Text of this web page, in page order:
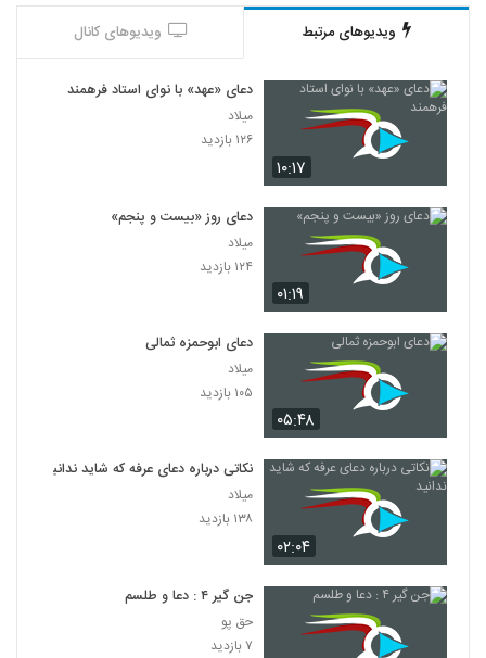
ویدیوهای مرتبط ویدیوهای کانال
۱۰:۱۷
دعای «عهد» با نوای استاد فرهمند
میلاد
۱۲۶ بازدید
۰۱:۱۹
دعای روز «بیست و پنجم»
میلاد
۱۲۴ بازدید
۰۵:۴۸
دعای ابوحمزه ثمالی
میلاد
۱۰۵ بازدید
۰۲:۰۴
نکاتی درباره دعای عرفه که شاید ندانید
میلاد
۱۳۸ بازدید
جن گیر ۴ : دعا و طلسم
حق پو
۷ بازدید